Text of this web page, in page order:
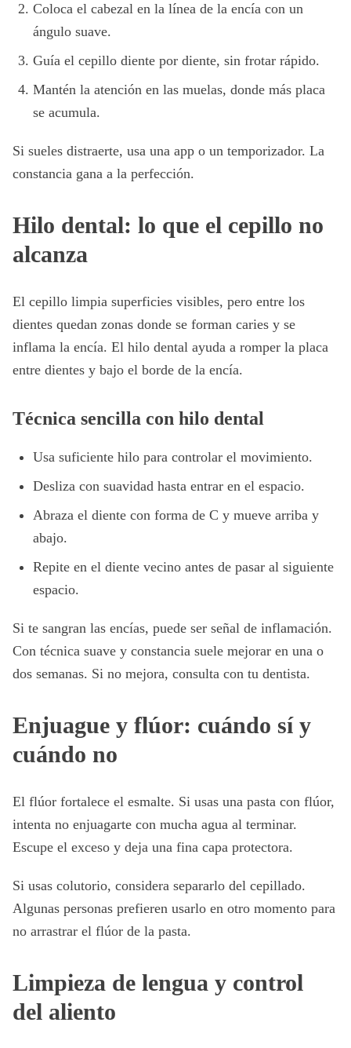
Coloca el cabezal en la línea de la encía con un
ángulo suave.
Guía el cepillo diente por diente, sin frotar rápido.
Mantén la atención en las muelas, donde más placa
se acumula.
Si sueles distraerte, usa una app o un temporizador. La
constancia gana a la perfección.
Hilo dental: lo que el cepillo no
alcanza
El cepillo limpia superficies visibles, pero entre los
dientes quedan zonas donde se forman caries y se
inflama la encía. El hilo dental ayuda a romper la placa
entre dientes y bajo el borde de la encía.
Técnica sencilla con hilo dental
Usa suficiente hilo para controlar el movimiento.
Desliza con suavidad hasta entrar en el espacio.
Abraza el diente con forma de C y mueve arriba y
abajo.
Repite en el diente vecino antes de pasar al siguiente
espacio.
Si te sangran las encías, puede ser señal de inflamación.
Con técnica suave y constancia suele mejorar en una o
dos semanas. Si no mejora, consulta con tu dentista.
Enjuague y flúor: cuándo sí y
cuándo no
El flúor fortalece el esmalte. Si usas una pasta con flúor,
intenta no enjuagarte con mucha agua al terminar.
Escupe el exceso y deja una fina capa protectora.
Si usas colutorio, considera separarlo del cepillado.
Algunas personas prefieren usarlo en otro momento para
no arrastrar el flúor de la pasta.
Limpieza de lengua y control
del aliento